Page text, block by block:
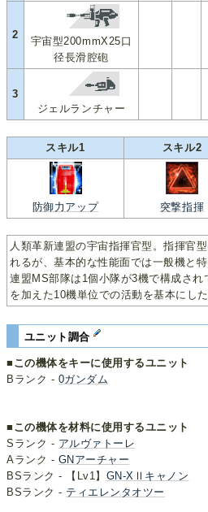
2
宇宙型200mmX25口
径長滑腔砲
3
ジェルランチャー
スキル1 スキル2
防御力アップ 突撃指揮
人類革新連盟の宇宙指揮官型。指揮官
れるが、基本的な性能面では一般機と
連盟MS部隊は1個小隊が3機で構成さ
を加えた10機単位での活動を基本にした
ユニット調合
■この機体をキーに使用するユニット
Bランク - 0ガンダム
■この機体を材料に使用するユニット
Sランク - アルヴァトーレ
Aランク - GNアーチャー
BSランク - 【Lv1】 GN-XⅡキャノン
BSランク - ティエレンタオツー